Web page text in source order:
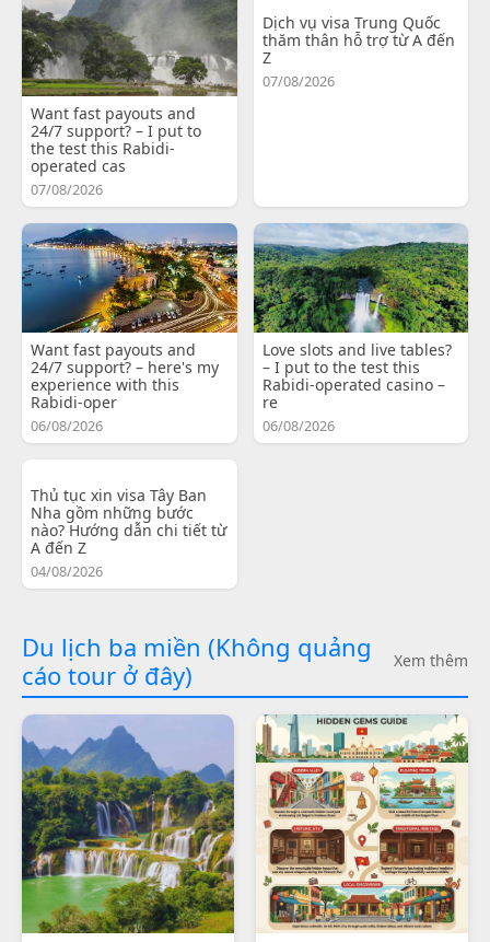
Want fast payouts and
24/7 support? – I put to
the test this Rabidi-
operated cas
07/08/2026
Dịch vụ visa Trung Quốc
thăm thân hỗ trợ từ A đến
Z
07/08/2026
Want fast payouts and
24/7 support? – here's my
experience with this
Rabidi-oper
06/08/2026
Love slots and live tables?
– I put to the test this
Rabidi-operated casino –
re
06/08/2026
Thủ tục xin visa Tây Ban
Nha gồm những bước
nào? Hướng dẫn chi tiết từ
A đến Z
04/08/2026
Du lịch ba miền (Không quảng
cáo tour ở đây)
Xem thêm